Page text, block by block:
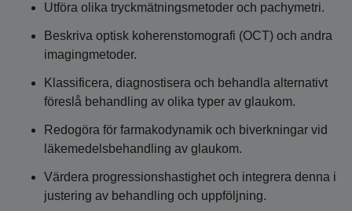
Utföra olika tryckmätningsmetoder och pachymetri.
Beskriva optisk koherenstomografi (OCT) och andra
imagingmetoder.
Klassificera, diagnostisera och behandla alternativt
föreslå behandling av olika typer av glaukom.
Redogöra för farmakodynamik och biverkningar vid
läkemedelsbehandling av glaukom.
Värdera progressionshastighet och integrera denna i
justering av behandling och uppföljning.